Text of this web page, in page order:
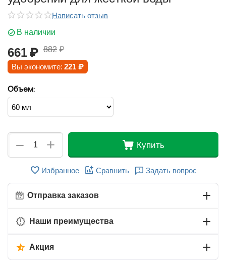
Написать отзыв
В наличии
661₽ 882 ₽
Вы экономите: 221 ₽
Объем:
+
− Купить
Избранное Сравнить Задать вопрос
Отправка заказов
Наши преимущества
Акция